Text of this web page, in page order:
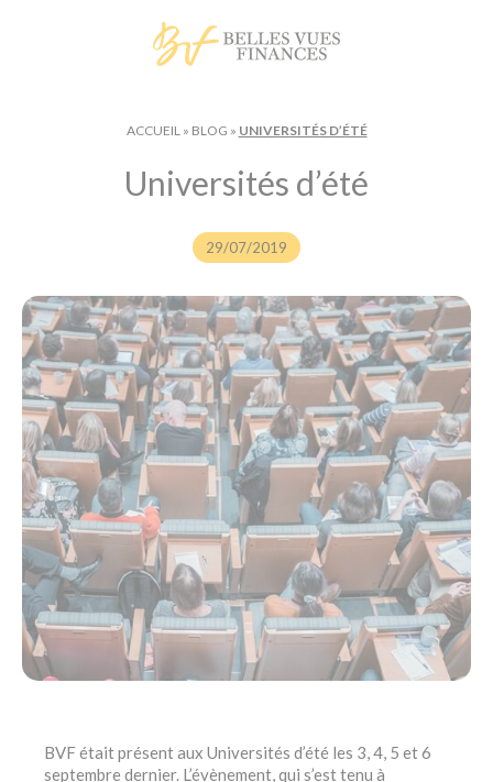
ACCUEIL» BLOG » UNIVERSITÉS D’ÉTÉ
Universités d’été
29/07/2019
BVF était présent aux Universités d’été les 3, 4, 5 et 6
septembre dernier. L’évènement, qui s’est tenu à